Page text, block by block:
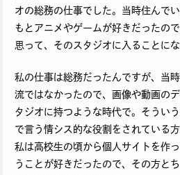
オの総務の仕事でした。当時住んで
もとアニメやゲームが好きだったの
思って、そのスタジオに入ることにな
私の仕事は総務だったんですが、当
流ではなかったので、画像や動画の
タジオに持つような時代で。そうい
で言う情シス的な役割をされている
私は高校生の頃から個人サイトを作
うことが好きだったので、その方と